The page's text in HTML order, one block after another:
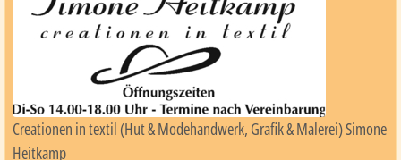
Creationen in textil (Hut & Modehandwerk, Grafik & Malerei) Simone
Heitkamp